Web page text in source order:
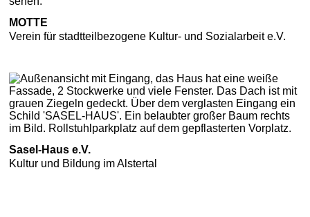
MOTTE
Verein für stadtteilbezogene Kultur- und Sozialarbeit e.V.
Sasel-Haus e.V.
Kultur und Bildung im Alstertal